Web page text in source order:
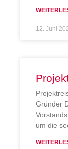
12. Juni
Gründer
um die